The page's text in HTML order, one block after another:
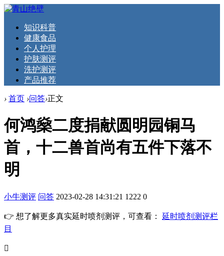
知识科普
健康食品
个人护理
护肤测评
洗护测评
产品推荐
› 首页 ›问答›正文
何鸿燊二度捐献圆明园铜马
首，十二兽首尚有五件下落不
明
小牛测评 问答 2023-02-28 14:31:21 1222 0
👉 想了解更多真实延时喷剂测评，可查看： 延时喷剂测评栏
目
󦘖